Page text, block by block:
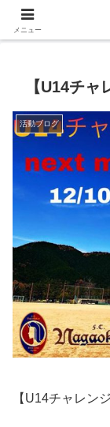
【U14チャ
活動ブログ
【U14チャレン
メニュー